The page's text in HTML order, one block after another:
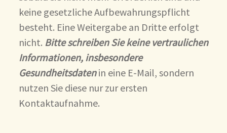
keine gesetzliche Aufbewahrungspflicht
besteht. Eine Weitergabe an Dritte erfolgt
nicht. Bitte schreiben Sie keine vertraulichen
Informationen, insbesondere
Gesundheitsdatenin eine E-Mail, sondern
nutzen Sie diese nur zur ersten
Kontaktaufnahme.